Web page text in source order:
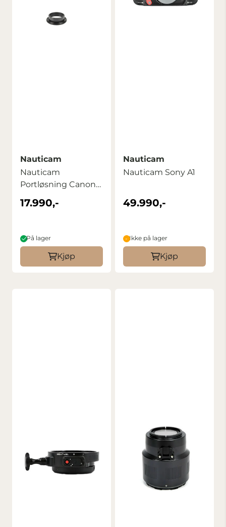
Nauticam
Nauticam
Portløsning Canon
8-15 Fisheye med ...
17.990,-
På lager
Kjøp
Nauticam
Nauticam Sony A1
49.990,-
Ikke på lager
Kjøp